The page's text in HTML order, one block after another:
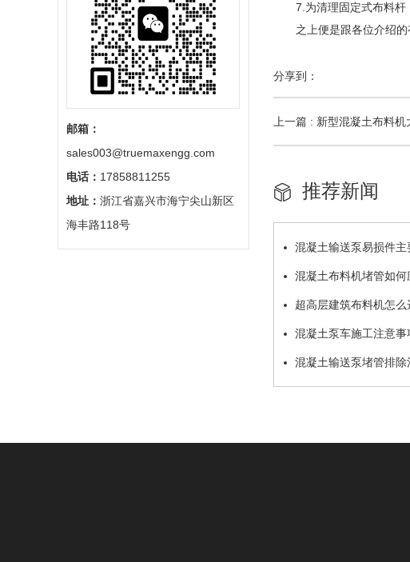
邮箱：
sales003@truemaxengg.com
电话： 17858811255
地址： 浙江省嘉兴市海宁尖山新区
海丰路118号
7.为清理固定式布料杆，
之上便是跟各位介绍的有
分享到：
上一篇 : 新型混凝土布料
推荐新闻
混凝土输送泵易损件主
混凝土布料机堵管如何
超高层建筑布料机怎么
混凝土泵车施工注意事
混凝土输送泵堵管排除